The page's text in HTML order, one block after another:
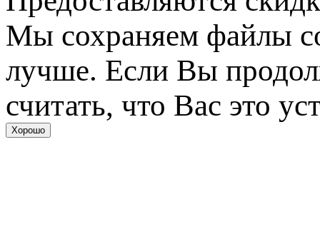
Мы сохраняем файлы
лучше. Если Вы
считать, что Вас это
Хорошо